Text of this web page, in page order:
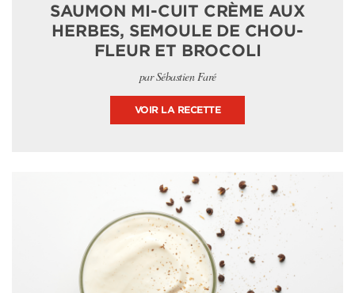
SAUMON MI-CUIT CRÈME AUX
HERBES, SEMOULE DE CHOU-
FLEUR ET BROCOLI
par Sébastien Faré
VOIR LA RECETTE